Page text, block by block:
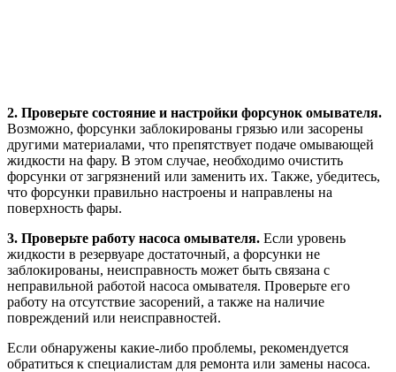
2. Проверьте состояние и настройки форсунок омывателя.
Возможно, форсунки заблокированы грязью или засорены
другими материалами, что препятствует подаче омывающей
жидкости на фару. В этом случае, необходимо очистить
форсунки от загрязнений или заменить их. Также, убедитесь,
что форсунки правильно настроены и направлены на
поверхность фары.
3. Проверьте работу насоса омывателя. Если уровень
жидкости в резервуаре достаточный, а форсунки не
заблокированы, неисправность может быть связана с
неправильной работой насоса омывателя. Проверьте его
работу на отсутствие засорений, а также на наличие
повреждений или неисправностей.
Если обнаружены какие-либо проблемы, рекомендуется
обратиться к специалистам для ремонта или замены насоса.